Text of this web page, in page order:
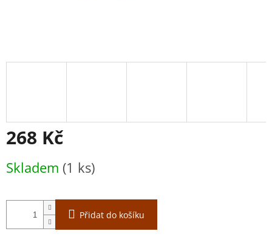
268 Kč
cena:
Skladem (1 ks)
Přidat do košíku